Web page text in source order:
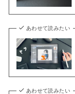
あわせて読みたい
あわせて読みたい